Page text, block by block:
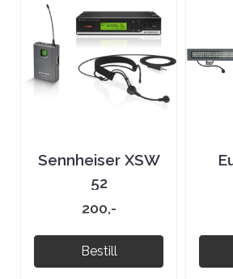
Sennheiser XSW
52
200,-
Bestill